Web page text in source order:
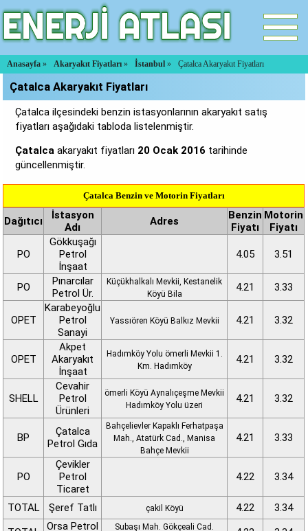
Anasayfa » Akaryakıt Fiyatları » İstanbul » Çatalca Akaryakıt Fiyatları
Çatalca Akaryakıt Fiyatları
Çatalca ilçesindeki benzin istasyonlarının akaryakıt satış
fiyatları aşağıdaki tabloda listelenmiştir.
Çatalca akaryakıt fiyatları 20 Ocak 2016 tarihinde
güncellenmiştir.
Çatalca Benzin ve Motorin Fiyatları
Dağıtıcı
İstasyon
Adı
Adres
Benzin
Fiyatı
Motorin
Fiyatı
PO
Gökkuşağı
Petrol
İnşaat
4.05 3.51
PO
Pınarcılar
Petrol Ür.
Küçükhalkalı Mevkii, Kestanelik
Köyü Bila
4.21 3.33
OPET
Karabeyoğlu
Petrol
Sanayi
Yassıören Köyü Balkız Mevkii 4.21 3.32
OPET
Akpet
Akaryakıt
İnşaat
Hadımköy Yolu ömerli Mevkii 1.
Km. Hadımköy
4.21 3.32
SHELL
Cevahir
Petrol
Ürünleri
ömerli Köyü Aynalıçeşme Mevkii
Hadımköy Yolu üzeri
4.21 3.32
BP
Çatalca
Petrol Gıda
Bahçelievler Kapaklı Ferhatpaşa
Mah., Atatürk Cad., Manisa
Bahçe Mevkii
4.21 3.33
PO
Çevikler
Petrol
Ticaret
4.22 3.34
TOTAL Şeref Tatlı çakil Köyü 4.22
3.34
Orsa Petrol
Subaşı Mah. Gökçeali Cad.